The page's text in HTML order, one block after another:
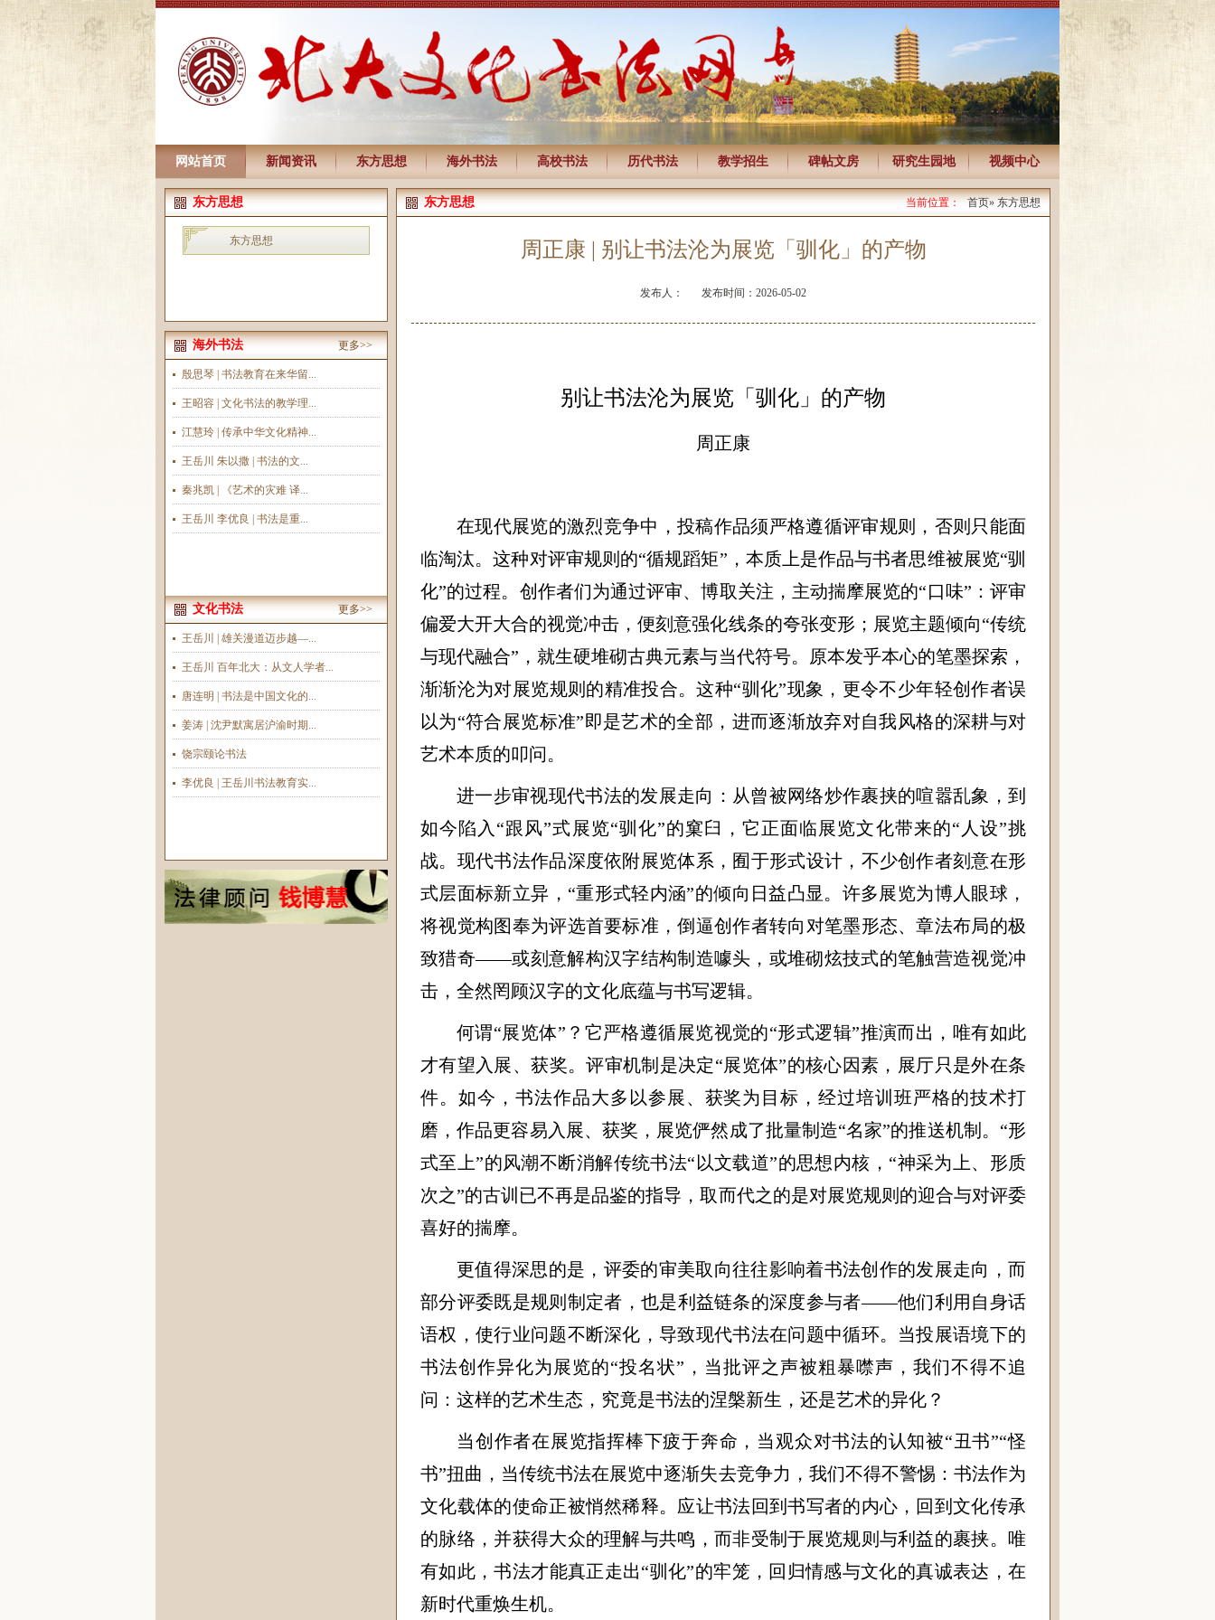
网站首页 新闻资讯 东方思想 海外书法 高校书法 历代书法 教学招生 碑帖文房 研究生园地 视频中心
东方思想
东方思想
海外书法 更多>>
殷思琴 | 书法教育在来华留...
王昭容 | 文化书法的教学理...
江慧玲 | 传承中华文化精神...
王岳川 朱以撒 | 书法的文...
秦兆凯 | 《艺术的灾难 译...
王岳川 李优良 | 书法是重...
文化书法 更多>>
王岳川 | 雄关漫道迈步越—...
王岳川 百年北大：从文人学者...
唐连明 | 书法是中国文化的...
姜涛 | 沈尹默寓居沪渝时期...
饶宗颐论书法
李优良 | 王岳川书法教育实...
东方思想 当前位置： 首页» 东方思想
周正康 | 别让书法沦为展览「驯化」的产物
发布人： 发布时间：2026-05-02
别让书法沦为展览「驯化」的产物
周正康
在现代展览的激烈竞争中，投稿作品须严格遵循评审规则，否则只能面
临淘汰。这种对评审规则的“循规蹈矩”，本质上是作品与书者思维被展览“驯
化”的过程。创作者们为通过评审、博取关注，主动揣摩展览的“口味”：评审
偏爱大开大合的视觉冲击，便刻意强化线条的夸张变形；展览主题倾向“传统
与现代融合”，就生硬堆砌古典元素与当代符号。原本发乎本心的笔墨探索，
渐渐沦为对展览规则的精准投合。这种“驯化”现象，更令不少年轻创作者误
以为“符合展览标准”即是艺术的全部，进而逐渐放弃对自我风格的深耕与对
艺术本质的叩问。
进一步审视现代书法的发展走向：从曾被网络炒作裹挟的喧嚣乱象，到
如今陷入“跟风”式展览“驯化”的窠臼，它正面临展览文化带来的“人设”挑
战。现代书法作品深度依附展览体系，囿于形式设计，不少创作者刻意在形
式层面标新立异，“重形式轻内涵”的倾向日益凸显。许多展览为博人眼球，
将视觉构图奉为评选首要标准，倒逼创作者转向对笔墨形态、章法布局的极
致猎奇——或刻意解构汉字结构制造噱头，或堆砌炫技式的笔触营造视觉冲
击，全然罔顾汉字的文化底蕴与书写逻辑。
何谓“展览体”？它严格遵循展览视觉的“形式逻辑”推演而出，唯有如此
才有望入展、获奖。评审机制是决定“展览体”的核心因素，展厅只是外在条
件。如今，书法作品大多以参展、获奖为目标，经过培训班严格的技术打
磨，作品更容易入展、获奖，展览俨然成了批量制造“名家”的推送机制。“形
式至上”的风潮不断消解传统书法“以文载道”的思想内核，“神采为上、形质
次之”的古训已不再是品鉴的指导，取而代之的是对展览规则的迎合与对评委
喜好的揣摩。
更值得深思的是，评委的审美取向往往影响着书法创作的发展走向，而
部分评委既是规则制定者，也是利益链条的深度参与者——他们利用自身话
语权，使行业问题不断深化，导致现代书法在问题中循环。当投展语境下的
书法创作异化为展览的“投名状”，当批评之声被粗暴噤声，我们不得不追
问：这样的艺术生态，究竟是书法的涅槃新生，还是艺术的异化？
当创作者在展览指挥棒下疲于奔命，当观众对书法的认知被“丑书”“怪
书”扭曲，当传统书法在展览中逐渐失去竞争力，我们不得不警惕：书法作为
文化载体的使命正被悄然稀释。应让书法回到书写者的内心，回到文化传承
的脉络，并获得大众的理解与共鸣，而非受制于展览规则与利益的裹挟。唯
有如此，书法才能真正走出“驯化”的牢笼，回归情感与文化的真诚表达，在
新时代重焕生机。